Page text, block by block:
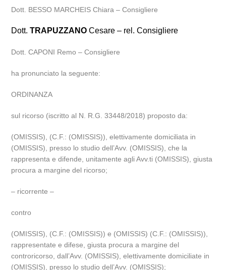
Dott. BESSO MARCHEIS Chiara – Consigliere
Dott.TRAPUZZANO Cesare – rel. Consigliere
Dott. CAPONI Remo – Consigliere
ha pronunciato la seguente:
ORDINANZA
sul ricorso (iscritto al N. R.G. 33448/2018) proposto da:
(OMISSIS), (C.F.: (OMISSIS)), elettivamente domiciliata in
(OMISSIS), presso lo studio dell’Avv. (OMISSIS), che la
rappresenta e difende, unitamente agli Avv.ti (OMISSIS), giusta
procura a margine del ricorso;
– ricorrente –
contro
(OMISSIS), (C.F.: (OMISSIS)) e (OMISSIS) (C.F.: (OMISSIS)),
rappresentate e difese, giusta procura a margine del
controricorso, dall’Avv. (OMISSIS), elettivamente domiciliate in
(OMISSIS), presso lo studio dell’Avv. (OMISSIS);